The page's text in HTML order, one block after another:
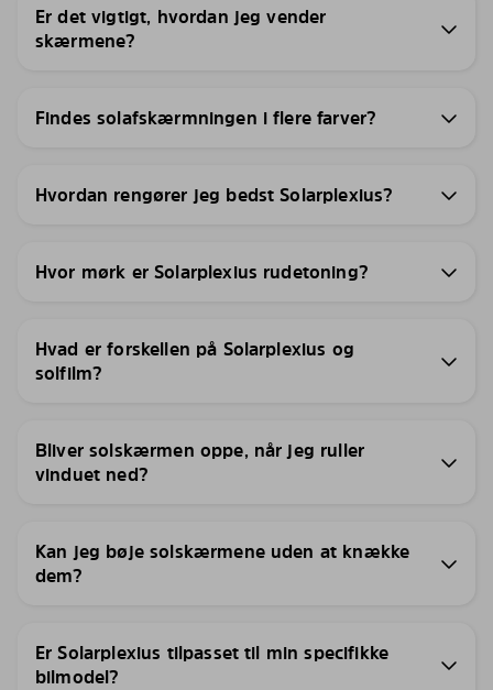
Er det vigtigt, hvordan jeg vender
skærmene?
Findes solafskærmningen i flere farver?
Hvordan rengører jeg bedst Solarplexius?
Hvor mørk er Solarplexius rudetoning?
Hvad er forskellen på Solarplexius og
solfilm?
Bliver solskærmen oppe, når jeg ruller
vinduet ned?
Kan jeg bøje solskærmene uden at knække
dem?
Er Solarplexius tilpasset til min specifikke
bilmodel?